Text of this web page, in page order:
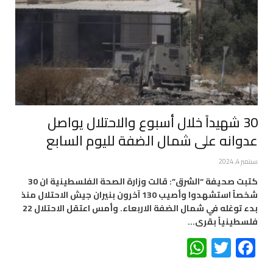
30 شهيداً خلال أسبوع والاحتلال يواصل
عدوانه على شمال الضفة لليوم السابع
سبتمبر 4, 2024
كتبت صحيفة “الشرق”: قالت وزارة الصحة الفلسطينية ان 30
شخصاً استشهدوا وأصيب 130 آخرون بنيران جيش الاحتلال منذ
بدء توغله في شمال الضفة الاربعاء. وأمس اعتقل الاحتلال 22
فلسطينياً بقرى…
Facebook
Twitter